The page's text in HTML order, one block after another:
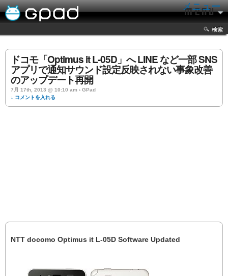
メニュー
検索
ドコモ「Optimus it L-05D」へ LINE など一部 SNS
アプリで通知サウンド設定反映されない事象改善
のアップデート再開
7月 17th, 2013 @ 10:10 am › GPad
↓ コメントを入れる
NTT docomo Optimus it L-05D Software Updated